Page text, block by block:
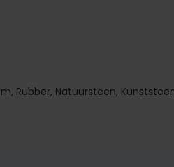
Rubber, Natuursteen,